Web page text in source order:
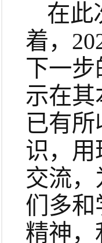
在此
着，
下一
示在其
已有
识，
交流
们多和
精神，